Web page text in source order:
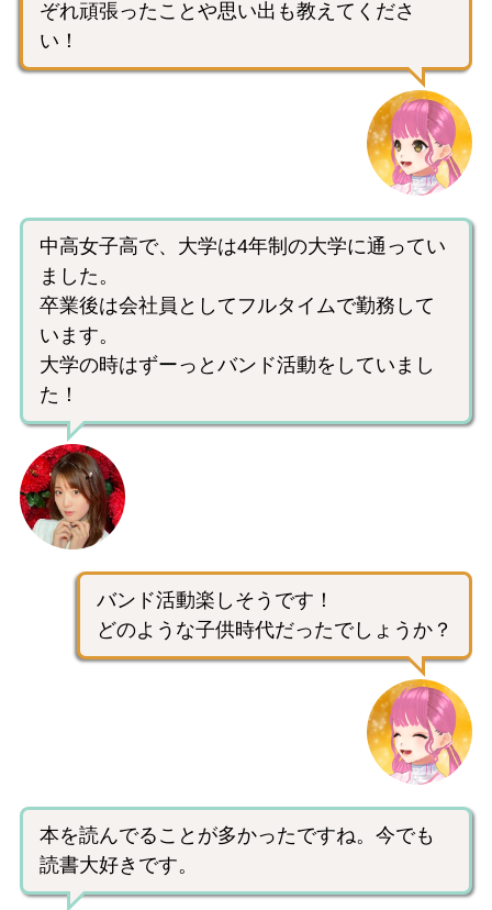
ぞれ頑張ったことや思い出も教えてくださ
い！
中高女子高で、大学は4年制の大学に通ってい
ました。
卒業後は会社員としてフルタイムで勤務して
います。
大学の時はずーっとバンド活動をしていまし
た！
バンド活動楽しそうです！
どのような子供時代だったでしょうか？
本を読んでることが多かったですね。今でも
読書大好きです。